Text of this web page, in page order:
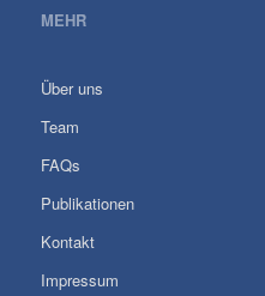
MEHR
Über uns
Team
FAQs
Publikationen
Kontakt
Impressum